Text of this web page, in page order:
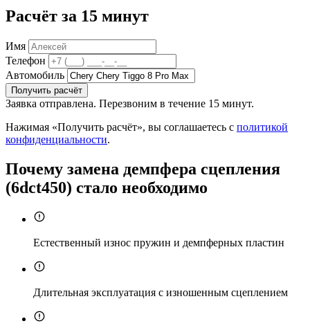
Расчёт за 15 минут
Имя
Телефон
Автомобиль
Получить расчёт
Заявка отправлена. Перезвоним в течение 15 минут.
Нажимая «Получить расчёт», вы соглашаетесь с политикой
конфиденциальности.
Почему замена демпфера сцепления
(6dct450) стало необходимо
Естественный износ пружин и демпферных пластин
Длительная эксплуатация с изношенным сцеплением